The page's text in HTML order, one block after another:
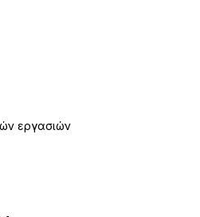
εργασιών